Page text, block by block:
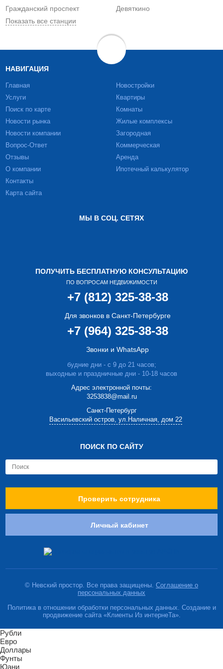
Гражданский проспект
Девяткино
Показать все станции
НАВИГАЦИЯ
Главная
Услуги
Поиск по карте
Новости рынка
Новости компании
Вопрос-Ответ
Отзывы
О компании
Контакты
Карта сайта
Новостройки
Квартиры
Комнаты
Жилые комплексы
Загородная
Коммерческая
Аренда
Ипотечный калькулятор
МЫ В СОЦ. СЕТЯХ
ПОЛУЧИТЬ БЕСПЛАТНУЮ КОНСУЛЬТАЦИЮ
ПО ВОПРОСАМ НЕДВИЖИМОСТИ
+7 (812) 325-38-38
Для звонков в Санкт-Петербурге
+7 (964) 325-38-38
Звонки и WhatsApp
будние дни - с 9 до 21 часов;
выходные и праздничные дни - 10-18 часов
Адрес электронной почты:
3253838@mail.ru
Cанкт-Петербург
Васильевский остров, ул.Наличная, дом 22
ПОИСК ПО САЙТУ
Проверить сотрудника
Личный кабинет
© Невский простор. Все права защищены. Соглашение о
персональных данных
Политика в отношении обработки персональных данных. Создание и
продвижение сайта «Клиенты Из интернеТа».
Рубли
Евро
Доллары
Фунты
Юани